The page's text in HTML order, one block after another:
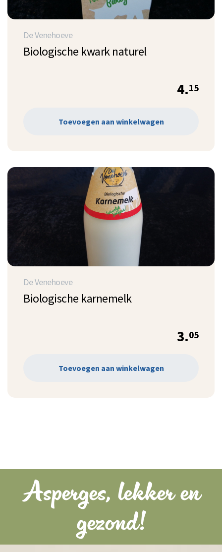
De Venehoeve
Biologische kwark naturel
4.15
Toevoegen aan winkelwagen
De Venehoeve
Biologische karnemelk
3.05
Toevoegen aan winkelwagen
Asperges, lekker en
gezond!